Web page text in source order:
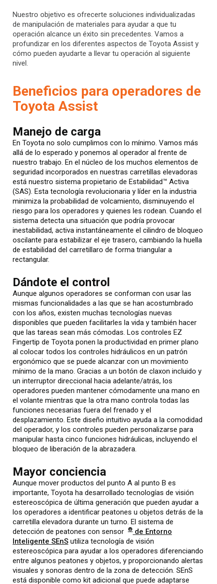
Nuestro objetivo es ofrecerte soluciones individualizadas
de manipulación de materiales para ayudar a que tu
operación alcance un éxito sin precedentes. Vamos a
profundizar en los diferentes aspectos de Toyota Assist y
cómo pueden ayudarte a llevar tu operación al siguiente
nivel.
Beneficios para operadores de
Toyota Assist
Manejo de carga
En Toyota no solo cumplimos con lo mínimo. Vamos más
allá de lo esperado y ponemos al operador al frente de
nuestro trabajo. En el núcleo de los muchos elementos de
seguridad incorporados en nuestras carretillas elevadoras
está nuestro sistema propietario de Estabilidad™ Activa
(SAS). Esta tecnología revolucionaria y líder en la industria
minimiza la probabilidad de volcamiento, disminuyendo el
riesgo para los operadores y quienes les rodean. Cuando el
sistema detecta una situación que podría provocar
inestabilidad, activa instantáneamente el cilindro de bloqueo
oscilante para estabilizar el eje trasero, cambiando la huella
de estabilidad del carretillaro de forma triangular a
rectangular.
Dándote el control
Aunque algunos operadores se conforman con usar las
mismas funcionalidades a las que se han acostumbrado
con los años, existen muchas tecnologías nuevas
disponibles que pueden facilitarles la vida y también hacer
que las tareas sean más cómodas. Los controles EZ
Fingertip de Toyota ponen la productividad en primer plano
al colocar todos los controles hidráulicos en un patrón
ergonómico que se puede alcanzar con un movimiento
mínimo de la mano. Gracias a un botón de claxon incluido y
un interruptor direccional hacia adelante/atrás, los
operadores pueden mantener cómodamente una mano en
el volante mientras que la otra mano controla todas las
funciones necesarias fuera del frenado y el
desplazamiento. Este diseño intuitivo ayuda a la comodidad
del operador, y los controles pueden personalizarse para
manipular hasta cinco funciones hidráulicas, incluyendo el
bloqueo de liberación de la abrazadera.
Mayor conciencia
Aunque mover productos del punto A al punto B es
importante, Toyota ha desarrollado tecnologías de visión
estereoscópica de última generación que pueden ayudar a
los operadores a identificar peatones u objetos detrás de la
carretilla elevadora durante un turno. El sistema de
detección de peatones con sensor
® de Entorno
Inteligente SEnS utiliza tecnología de visión
estereoscópica para ayudar a los operadores diferenciando
entre algunos peatones y objetos, y proporcionando alertas
visuales y sonoras dentro de la zona de detección. SEnS
está disponible como kit adicional que puede adaptarse